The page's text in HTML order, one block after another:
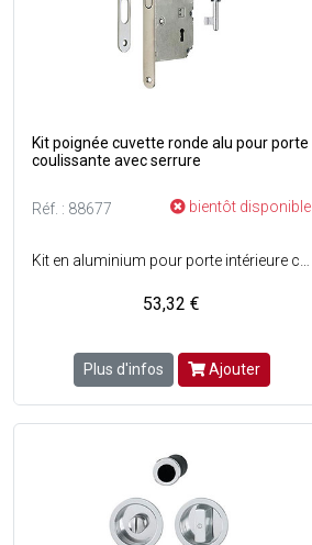
Kit poignée cuvette ronde alu pour porte
coulissante avec serrure
Réf. : 88677 bientôt disponible
53,32 €
Plus d'infos Ajouter